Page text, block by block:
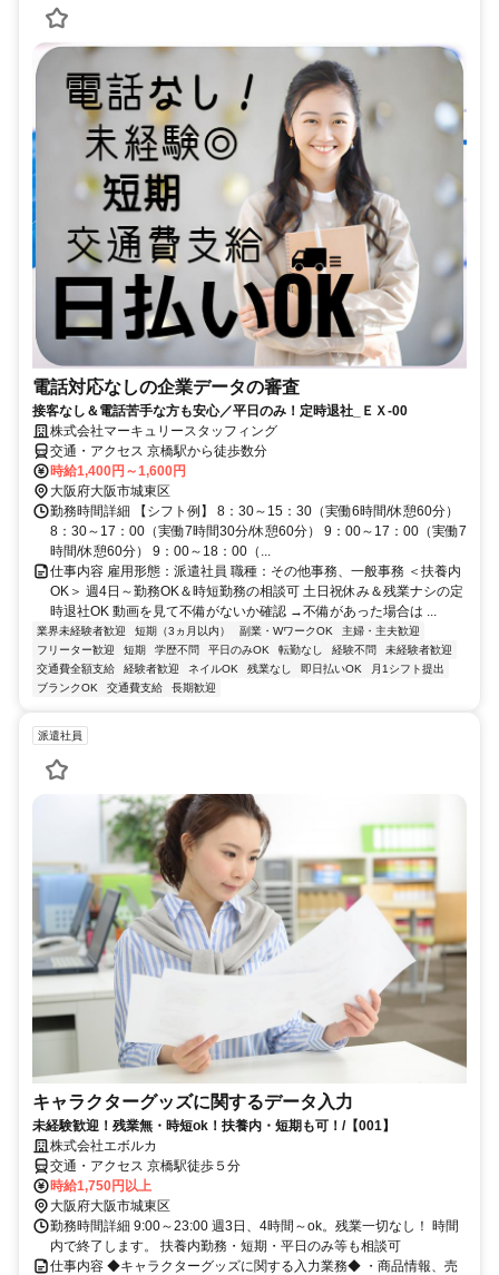
電話対応なしの企業データの審査
接客なし＆電話苦手な方も安心／平日のみ！定時退社_ＥＸ-00
株式会社マーキュリースタッフィング
交通・アクセス 京橋駅から徒歩数分
時給1,400円～1,600円
大阪府大阪市城東区
勤務時間詳細 【シフト例】 8：30～15：30（実働6時間/休憩60分）
8：30～17：00（実働7時間30分/休憩60分） 9：00～17：00（実働7
時間/休憩60分） 9：00～18：00（...
仕事内容 雇用形態：派遣社員 職種：その他事務、一般事務 ＜扶養内
OK＞ 週4日～勤務OK＆時短勤務の相談可 土日祝休み＆残業ナシの定
時退社OK 動画を見て不備がないか確認 →不備があった場合は ...
業界未経験者歓迎 短期（3ヵ月以内） 副業・WワークOK
主婦・主夫歓迎
フリーター歓迎
短期 学歴不問 平日のみOK 転勤なし 経験不問
未経験者歓迎
交通費全額支給
経験者歓迎 ネイルOK 残業なし 即日払いOK
月1シフト提出
ブランクOK
交通費支給 長期歓迎
派遣社員
キャラクターグッズに関するデータ入力
未経験歓迎！残業無・時短ok！扶養内・短期も可！/【001】
株式会社エボルカ
交通・アクセス 京橋駅徒歩５分
時給1,750円以上
大阪府大阪市城東区
勤務時間詳細 9:00～23:00 週3日、4時間～ok。残業一切なし！ 時間
内で終了します。 扶養内勤務・短期・平日のみ等も相談可
仕事内容 ◆キャラクターグッズに関する入力業務◆ ・商品情報、売